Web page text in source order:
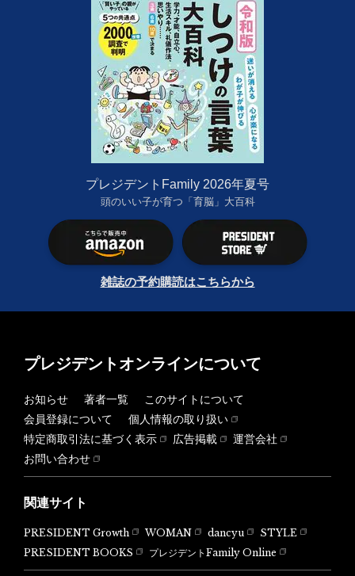
プレジデントFamily 2026年夏号
頭のいい子が育つ「育脳」大百科
雑誌の予約購読はこちらから
プレジデントオンラインについて
お知らせ 著者一覧
このサイトについて
会員登録について
個人情報の取り扱い
特定商取引法に基づく表示
広告掲載
運営会社
お問い合わせ
関連サイト
PRESIDENT Growth WOMAN dancyu
STYLE
PRESIDENT BOOKS
プレジデントFamily Online